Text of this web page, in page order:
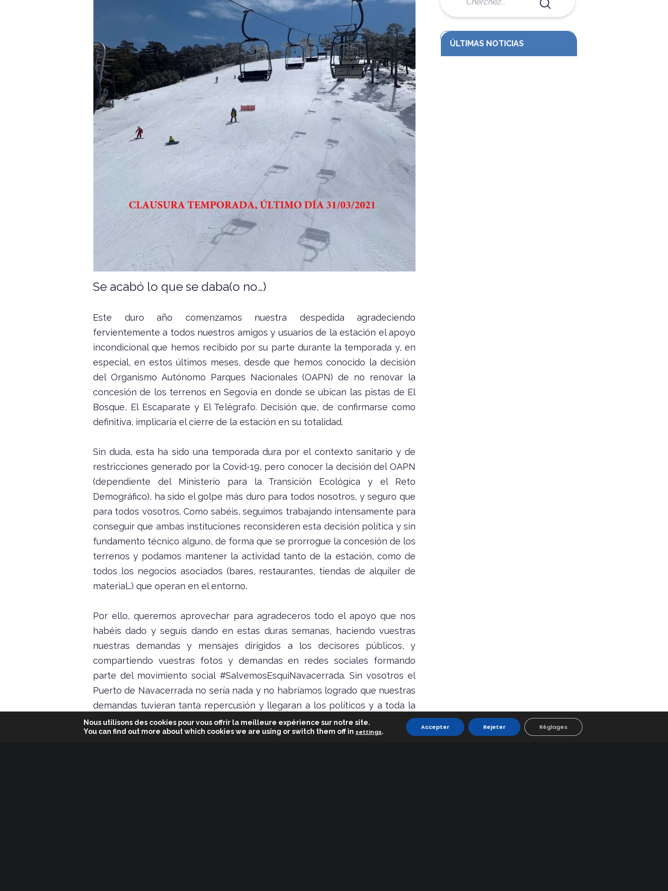
Se acabó lo que se daba(o no…)
Este duro año comenzamos nuestra despedida agradeciendo
fervientemente a todos nuestros amigos y usuarios de la estación el apoyo
incondicional que hemos recibido por su parte durante la temporada y, en
especial, en estos últimos meses, desde que hemos conocido la decisión
del Organismo Autónomo Parques Nacionales (OAPN) de no renovar la
concesión de los terrenos en Segovia en donde se ubican las pistas de El
Bosque, El Escaparate y El Telégrafo. Decisión que, de confirmarse como
definitiva, implicaría el cierre de la estación en su totalidad.
Sin duda, esta ha sido una temporada dura por el contexto sanitario y de
restricciones generado por la Covid-19, pero conocer la decisión del OAPN
(dependiente del Ministerio para la Transición Ecológica y el Reto
Demográfico), ha sido el golpe más duro para todos nosotros, y seguro que
para todos vosotros. Como sabéis, seguimos trabajando intensamente para
conseguir que ambas instituciones reconsideren esta decisión política y sin
fundamento técnico alguno, de forma que se prorrogue la concesión de los
terrenos y podamos mantener la actividad tanto de la estación, como de
todos los negocios asociados (bares, restaurantes, tiendas de alquiler de
material…) que operan en el entorno.
Por ello, queremos aprovechar para agradeceros todo el apoyo que nos
habéis dado y seguís dando en estas duras semanas, haciendo vuestras
nuestras demandas y mensajes dirigidos a los decisores públicos, y
compartiendo vuestras fotos y demandas en redes sociales formando
parte del movimiento social #SalvemosEsquiNavacerrada. Sin vosotros el
Puerto de Navacerrada no sería nada y no habríamos logrado que nuestras
demandas tuvieran tanta repercusión y llegaran a los políticos y a toda la
sociedad, poniendo de manifiesto la injusticia que supone esta decisión
caprichosa y arbitraria.
Nous utilisons des cookies pour vous offrir la meilleure expérience sur notre site.
You can find out more about which cookies we are using or switch them off in settings.
Accepter Rejeter Réglages